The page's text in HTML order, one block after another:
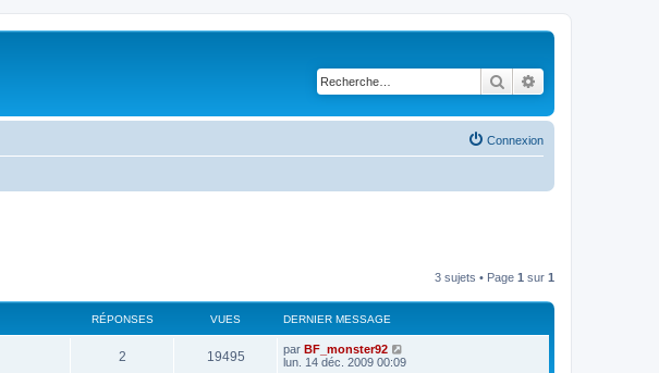
Rechercher
Connexion
3 sujets • Page 1 sur 1
RÉPONSES VUES DERNIER MESSAGE
2 19495 par BF_monster92
lun. 14 déc. 2009 00:09